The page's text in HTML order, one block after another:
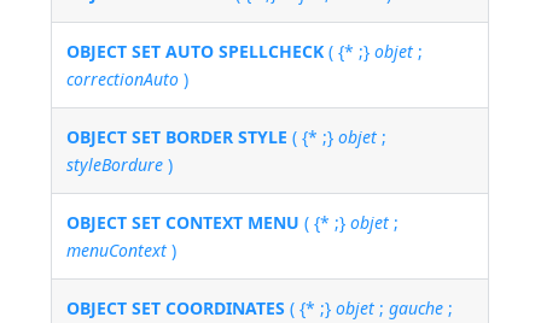
OBJECT SET AUTO SPELLCHECK ( {* ;}objet ;
correctionAuto )
OBJECT SET BORDER STYLE ( {* ;}objet ;
styleBordure )
OBJECT SET CONTEXT MENU ( {* ;}objet ;
menuContext )
OBJECT SET COORDINATES ( {* ;}objet ;gauche ;